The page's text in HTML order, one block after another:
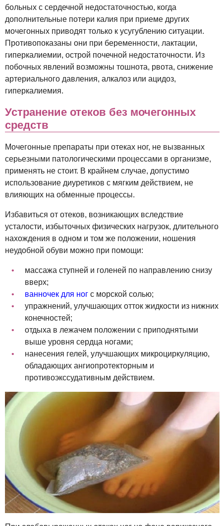
больных с сердечной недостаточностью, когда
дополнительные потери калия при приеме других
мочегонных приводят только к усугублению ситуации.
Противопоказаны они при беременности, лактации,
гиперкалиемии, острой почечной недостаточности. Из
побочных явлений возможны тошнота, рвота, снижение
артериального давления, алкалоз или ацидоз,
гиперкалиемия.
Устранение отеков без мочегонных
средств
Мочегонные препараты при отеках ног, не вызванных
серьезными патологическими процессами в организме,
применять не стоит. В крайнем случае, допустимо
использование диуретиков с мягким действием, не
влияющих на обменные процессы.
Избавиться от отеков, возникающих вследствие
усталости, избыточных физических нагрузок, длительного
нахождения в одном и том же положении, ношения
неудобной обуви можно при помощи:
массажа ступней и голеней по направлению снизу
вверх;
ванночек для ног с морской солью;
упражнений, улучшающих отток жидкости из нижних
конечностей;
отдыха в лежачем положении с приподнятыми
выше уровня сердца ногами;
нанесения гелей, улучшающих микроциркуляцию,
обладающих ангиопротекторным и
противоэкссудативным действием.